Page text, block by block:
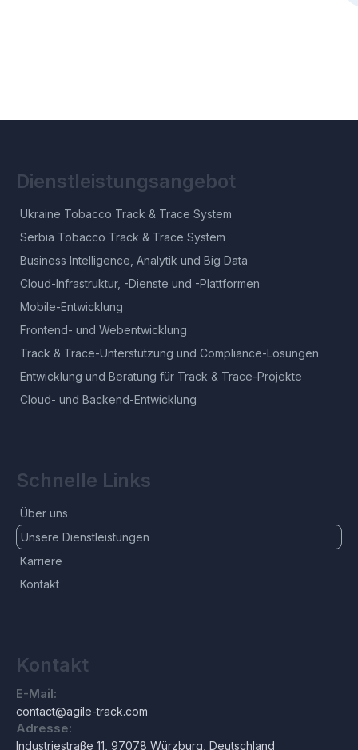
Dienstleistungsangebot
Ukraine Tobacco Track & Trace System
Serbia Tobacco Track & Trace System
Business Intelligence, Analytik und Big Data
Cloud-Infrastruktur, -Dienste und -Plattformen
Mobile-Entwicklung
Frontend- und Webentwicklung
Track & Trace-Unterstützung und Compliance-Lösungen
Entwicklung und Beratung für Track & Trace-Projekte
Cloud- und Backend-Entwicklung
Schnelle Links
Über uns
Unsere Dienstleistungen
Karriere
Kontakt
Kontakt
E-Mail:
contact@agile-track.com
Adresse:
Industriestraße 11, 97078 Würzburg, Deutschland